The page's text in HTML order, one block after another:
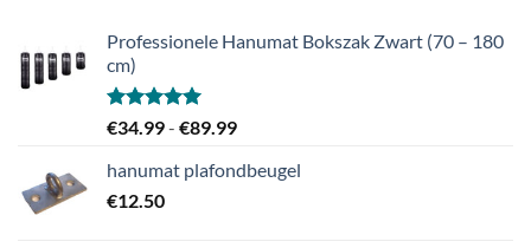
Professionele Hanumat Bokszak Zwart (70 – 180
cm)
Gewaardeerd
€34.99- €89.99Prijsklasse:
tot
hanumat plafondbeugel
€12.50